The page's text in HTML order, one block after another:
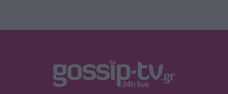
ξεχωριστές στιγμές στην Πάρο
Γιώργος Παράσχος: Το χαμόγελο